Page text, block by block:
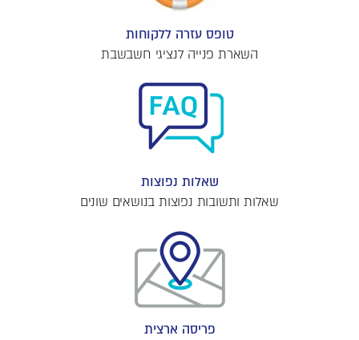
טופס עזרה ללקוחות
השארת פנייה לנציגי חשבשבת
שאלות נפוצות
שאלות ותשובות נפוצות בנושאים שונים
פריסה ארצית